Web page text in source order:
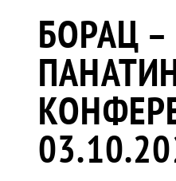
БОРАЦ –